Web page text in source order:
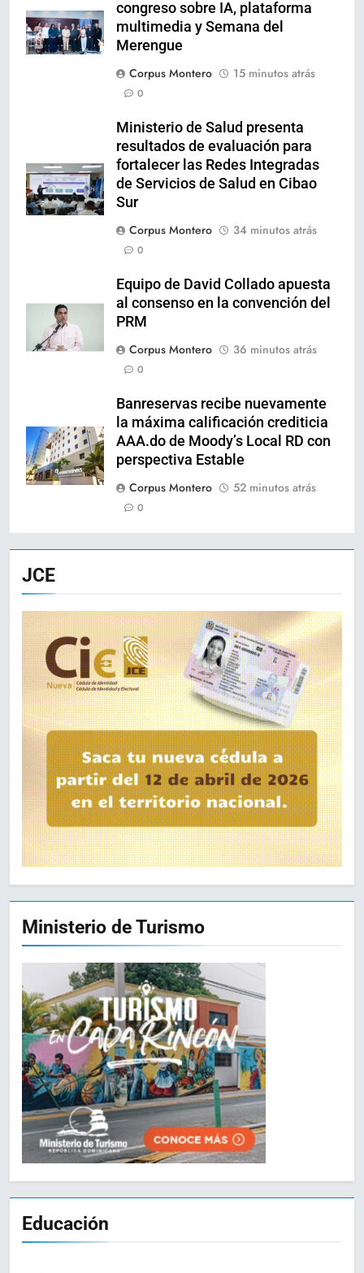
JCE
Ministerio de Turismo
Educación
congreso sobre IA, plataforma
multimedia y Semana del
Merengue
Corpus Montero
15 minutos atrás
0
Ministerio de Salud presenta
resultados de evaluación para
fortalecer las Redes Integradas
de Servicios de Salud en Cibao
Sur
Corpus Montero
34 minutos atrás
0
Equipo de David Collado apuesta
al consenso en la convención del
PRM
Corpus Montero
36 minutos atrás
0
Banreservas recibe nuevamente
la máxima calificación crediticia
AAA.do de Moody’s Local RD con
perspectiva Estable
Corpus Montero
52 minutos atrás
0